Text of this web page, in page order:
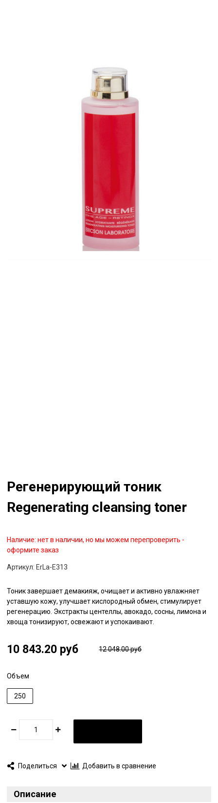
Регенерирующий тоник
Regenerating cleansing toner
Наличие:нет в наличии, но мы можем перепроверить -
оформите заказ
Артикул: ErLa-E313
Тоник завершает демакияж, очищает и активно увлажняет
уставшую кожу, улучшает кислородный обмен, стимулирует
регенерацию. Экстракты центеллы, авокадо, сосны, лимона и
хвоща тонизируют, освежают и успокаивают.
10 843.20 руб 12 048.00 руб
Объем
250
Поделиться Добавить в сравнение
Описание